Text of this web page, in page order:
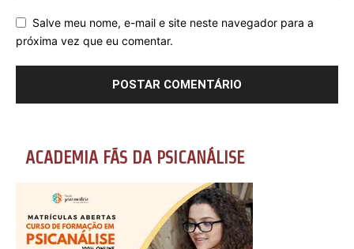
Salve meu nome, e-mail e site neste navegador para a
próxima vez que eu comentar.
ACADEMIA FÃS DA PSICANÁLISE